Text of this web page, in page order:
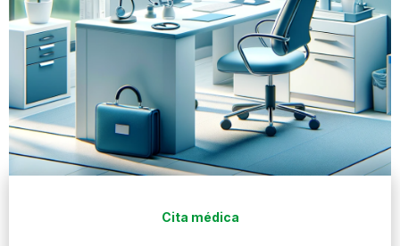
Cita médica